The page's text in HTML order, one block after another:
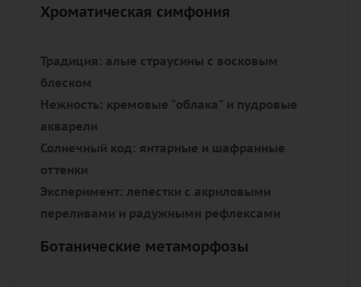
Хроматическая симфония
Традиция: алые страусины с восковым
блеском
Нежность: кремовые "облака" и пудровые
акварели
Солнечный код: янтарные и шафранные
оттенки
Эксперимент: лепестки с акриловыми
переливами и радужными рефлексами
Ботанические метаморфозы